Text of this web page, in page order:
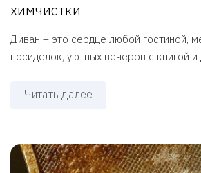
химчистки
Диван – это сердце любой гостиной,
посиделок, уютных вечеров с книгой и
Читать далее